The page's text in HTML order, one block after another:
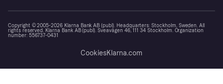
Copyright © 2005-2026 Klarna Bank AB (publ). Headquarters: Stockholm, Sweden. All
rights reserved. Klarna Bank AB (publ). Sveavägen 46, 111 34 Stockholm. Organization
number: 556737-0431
CookiesKlarna.com